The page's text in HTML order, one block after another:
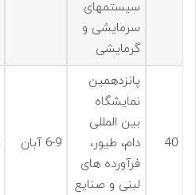
سیستمهای
سرمایشی و
گرمایشی
40
پانزدهمين
نمایشگاه
بین المللی
دام، طیور،
فرآورده های
لبنی و صنایع
6-9 آبان